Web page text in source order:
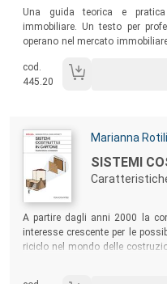
Una guida teorica e pratica
immobiliare. Un testo per
operano nel mercato
immobiliare e delle tecniche di
ambito edilizio.
cod.
445.20
Autori:
Marianna
Titolo:
SISTEMI
Sommario:
A partire dagli anni 2000 la
interesse crescente per le
riciclo nel mondo delle
in particolare, si è rivelata